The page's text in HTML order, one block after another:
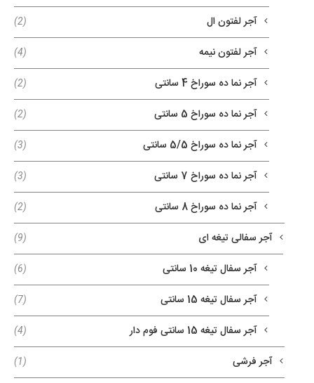
آجر لفتون ال (2)
آجر لفتون نیمه (4)
آجر نما ده سوراخ 4 سانتی (2)
آجر نما ده سوراخ 5 سانتی (2)
آجر نما ده سوراخ 5/5 سانتی (3)
آجر نما ده سوراخ 7 سانتی (3)
آجر نما ده سوراخ 8 سانتی (2)
آجر سفالی تیغه ای (9)
آجر سفال تیغه 10 سانتی (6)
آجر سفال تیغه 15 سانتی (7)
آجر سفال تیغه 15 سانتی فوم دار (4)
آجر فرشی (1)